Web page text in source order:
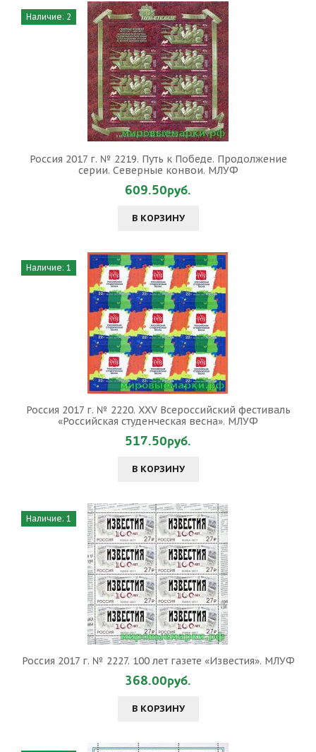
Наличие: 2
Россия 2017 г. № 2219. Путь к Победе. Продолжение
серии. Северные конвои. МЛУФ
609.50руб.
В КОРЗИНУ
Наличие: 1
Россия 2017 г. № 2220. XXV Всероссийский фестиваль
«Российская студенческая весна». МЛУФ
517.50руб.
В КОРЗИНУ
Наличие: 1
Россия 2017 г. № 2227. 100 лет газете «Известия». МЛУФ
368.00руб.
В КОРЗИНУ